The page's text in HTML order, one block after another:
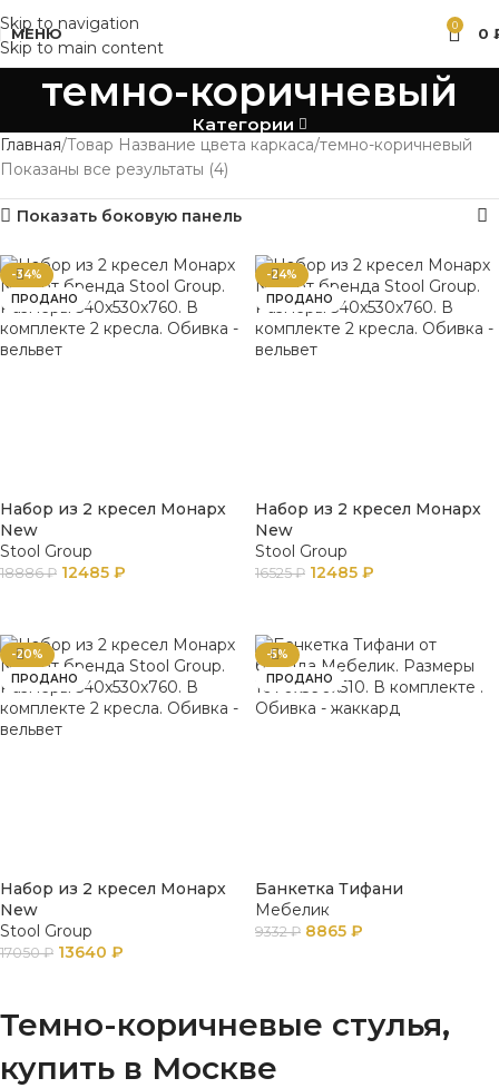
Skip to navigation
Skip to main content
МЕНЮ 0 0
темно-коричневый
Категории
Главная Товар Название цвета каркаса темно-коричневый
Показаны все результаты (4)
Показать боковую панель
-34%
ПРОДАНО
Набор из 2 кресел Монарх
New
Stool Group
18886₽ 12485 ₽
-24%
ПРОДАНО
Набор из 2 кресел Монарх
New
Stool Group
16525₽ 12485 ₽
-20%
ПРОДАНО
Набор из 2 кресел Монарх
New
Stool Group
17050₽ 13640 ₽
-5%
ПРОДАНО
Банкетка Тифани
Мебелик
9332₽ 8865 ₽
Темно-коричневые стулья,
купить в Москве